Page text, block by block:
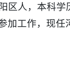
区人，本科学
加工作，现任